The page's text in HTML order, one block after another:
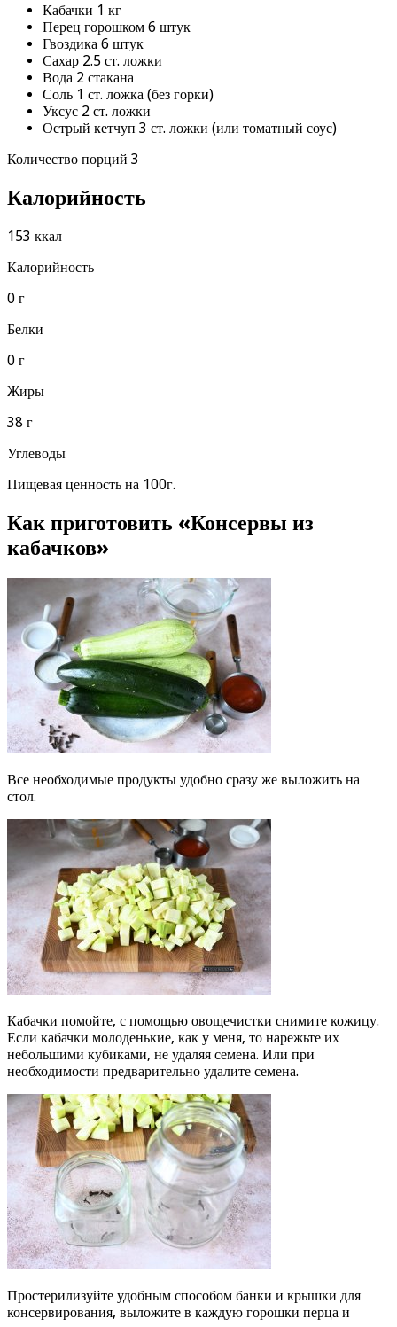
Кабачки 1 кг
Перец горошком 6 штук
Гвоздика 6 штук
Сахар 2.5 ст. ложки
Вода 2 стакана
Соль 1 ст. ложка (без горки)
Уксус 2 ст. ложки
Острый кетчуп 3 ст. ложки (или томатный соус)
Количество порций 3
Калорийность
153 ккал
Калорийность
0 г
Белки
0 г
Жиры
38 г
Углеводы
Пищевая ценность на 100г.
Как приготовить «Консервы из
кабачков»
Все необходимые продукты удобно сразу же выложить на
стол.
Кабачки помойте, с помощью овощечистки снимите кожицу.
Если кабачки молоденькие, как у меня, то нарежьте их
небольшими кубиками, не удаляя семена. Или при
необходимости предварительно удалите семена.
Простерилизуйте удобным способом банки и крышки для
консервирования, выложите в каждую горошки перца и